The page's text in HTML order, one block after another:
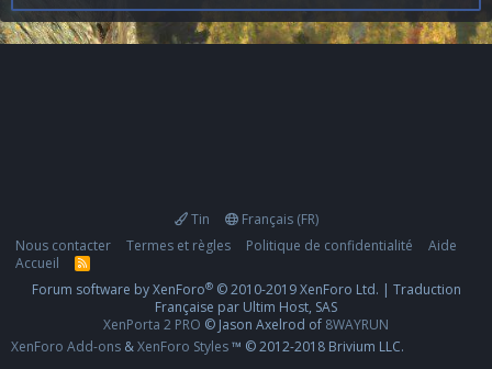
Tin
Français (FR)
Nous contacter
Termes et règles Politique de confidentialité
Aide
Accueil
R
S
S
Forum software by XenForo® © 2010-2019 XenForo Ltd. | Traduction
Française par Ultim Host, SAS
XenPorta 2 PRO © Jason Axelrod of 8WAYRUN
XenForo Add-ons &XenForo Styles™ © 2012-2018 Brivium LLC.